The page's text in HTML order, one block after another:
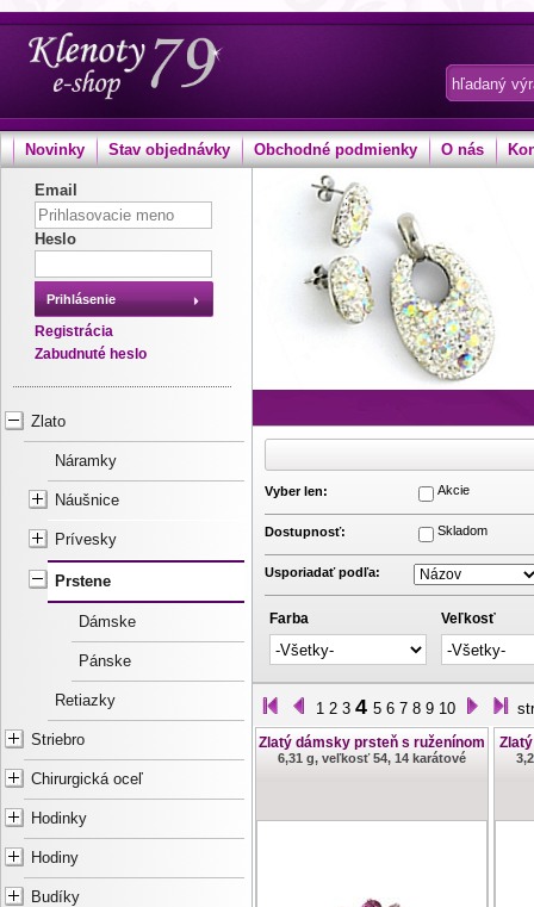
Novinky Stav objednávky Obchodné podmienky O nás
Email
Heslo
Prihlásenie
Registrácia
Zabudnuté heslo
Zlato
Náramky
Náušnice
Prívesky
Prstene
Dámske
Pánske
Retiazky
Striebro
Chirurgická oceľ
Hodinky
Hodiny
Budíky
Vyber len: Akcie
Dostupnosť: Skladom
Usporiadať podľa:
Farba Veľkosť
1 2 3 4 5 6 7 8 9 10
Zlatý dámsky prsteň s ruženínom
6,31 g, veľkosť 54, 14 karátové